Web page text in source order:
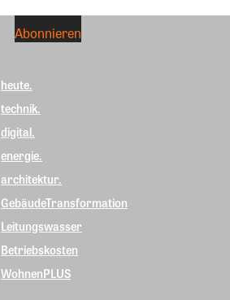
heute.
technik.
digital.
energie.
architektur.
GebäudeTransformation
Leitungswasser
Betriebskosten
WohnenPLUS